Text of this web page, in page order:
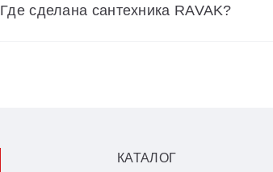
Где сделана сантехника RAVAK?
КАТАЛОГ